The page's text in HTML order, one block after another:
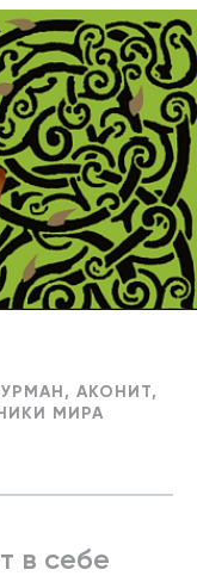
АКОНИТ,
МИРА
в себе